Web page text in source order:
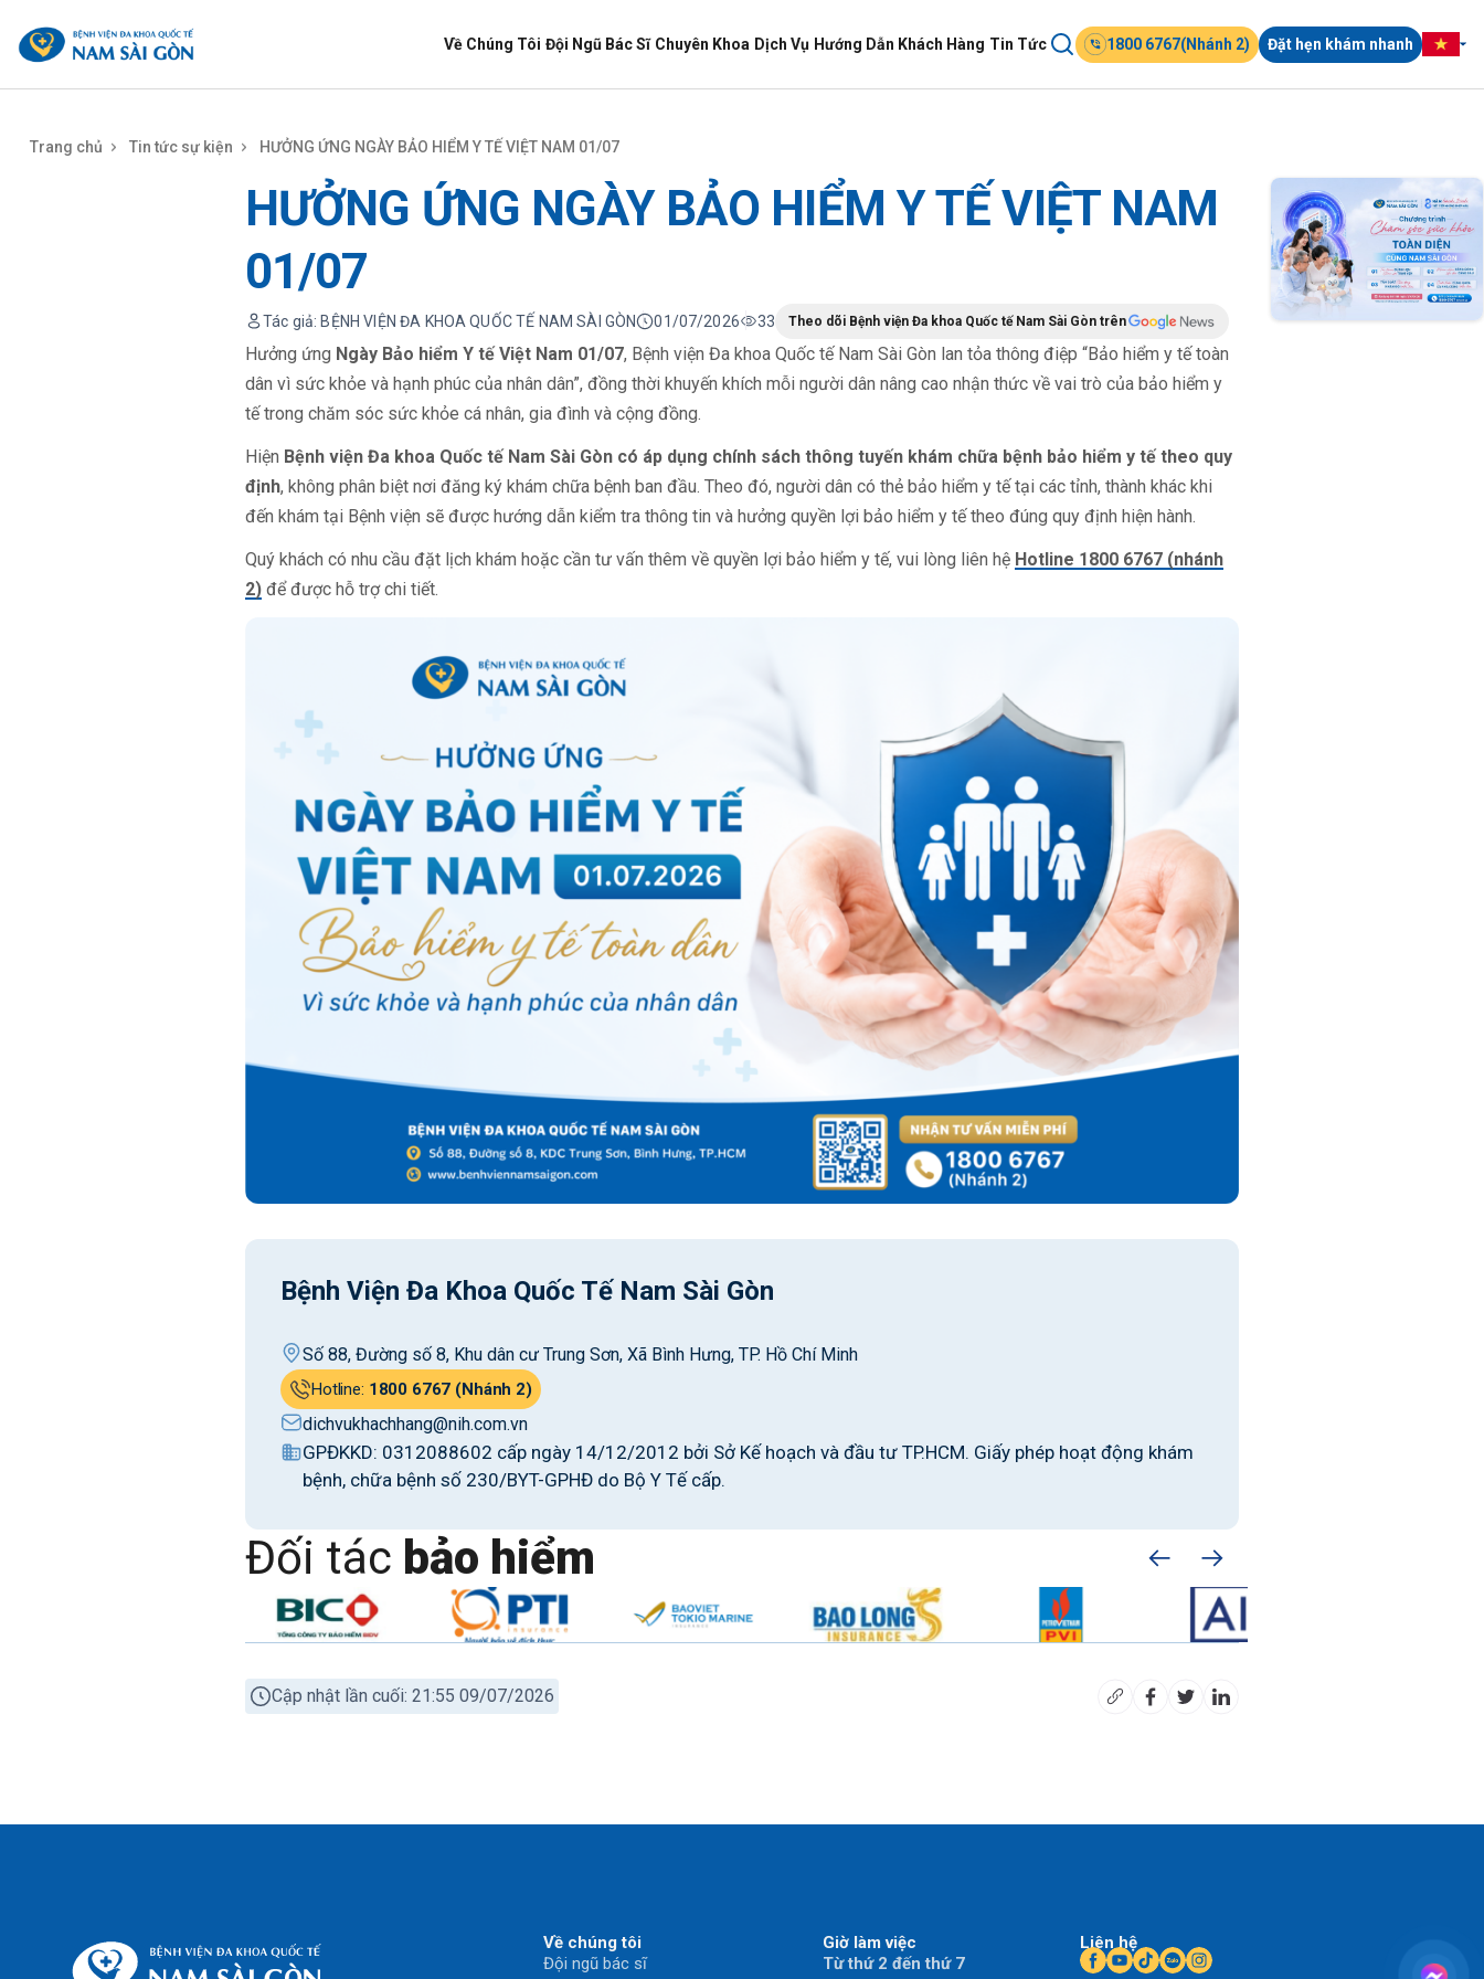
Về Chúng Tôi Đội Ngũ Bác Sĩ Chuyên Khoa Dịch Vụ Hướng Dẫn Khách Hàng Tin Tức 1800 6767(Nhánh 2) Đặt hẹn khám nhanh
Trang chủ Tin tức sự kiện HƯỞNG ỨNG NGÀY BẢO HIỂM Y TẾ VIỆT NAM 01/07
HƯỞNG ỨNG NGÀY BẢO HIỂM Y TẾ VIỆT NAM
01/07
Tác giả: BỆNH VIỆN ĐA KHOA QUỐC TẾ NAM SÀI GÒN 01/07/2026 33 Theo dõi Bệnh viện Đa khoa Quốc tế Nam Sài Gòn trên
Hưởng ứng Ngày Bảo hiểm Y tế Việt Nam 01/07, Bệnh viện Đa khoa Quốc tế Nam Sài Gòn lan tỏa thông điệp “Bảo hiểm y tế toàn
dân vì sức khỏe và hạnh phúc của nhân dân”, đồng thời khuyến khích mỗi người dân nâng cao nhận thức về vai trò của bảo hiểm y
tế trong chăm sóc sức khỏe cá nhân, gia đình và cộng đồng.
Hiện Bệnh viện Đa khoa Quốc tế Nam Sài Gòn có áp dụng chính sách thông tuyến khám chữa bệnh bảo hiểm y tế theo quy
định, không phân biệt nơi đăng ký khám chữa bệnh ban đầu. Theo đó, người dân có thẻ bảo hiểm y tế tại các tỉnh, thành khác khi
đến khám tại Bệnh viện sẽ được hướng dẫn kiểm tra thông tin và hưởng quyền lợi bảo hiểm y tế theo đúng quy định hiện hành.
Quý khách có nhu cầu đặt lịch khám hoặc cần tư vấn thêm về quyền lợi bảo hiểm y tế, vui lòng liên hệ Hotline 1800 6767 (nhánh
2) để được hỗ trợ chi tiết.
Bệnh Viện Đa Khoa Quốc Tế Nam Sài Gòn
Số 88, Đường số 8, Khu dân cư Trung Sơn, Xã Bình Hưng, TP. Hồ Chí Minh
Hotline: 1800 6767 (Nhánh 2)
dichvukhachhang@nih.com.vn
GPĐKKD: 0312088602 cấp ngày 14/12/2012 bởi Sở Kế hoạch và đầu tư TP.HCM. Giấy phép hoạt động khám
bệnh, chữa bệnh số 230/BYT-GPHĐ do Bộ Y Tế cấp.
Đối tác bảo hiểm
Cập nhật lần cuối: 21:55 09/07/2026
Về chúng tôi
Đội ngũ bác sĩ
Giờ làm việc
Từ thứ 2 đến thứ 7
Liên hệ